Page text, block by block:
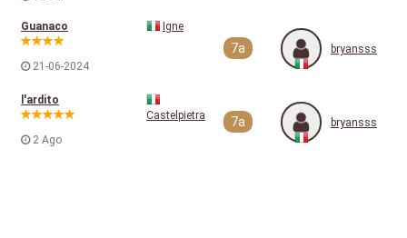
Guanaco
21-06-2024
Igne
7a bryansss
l'ardito
2 Ago
Castelpietra 7a bryansss